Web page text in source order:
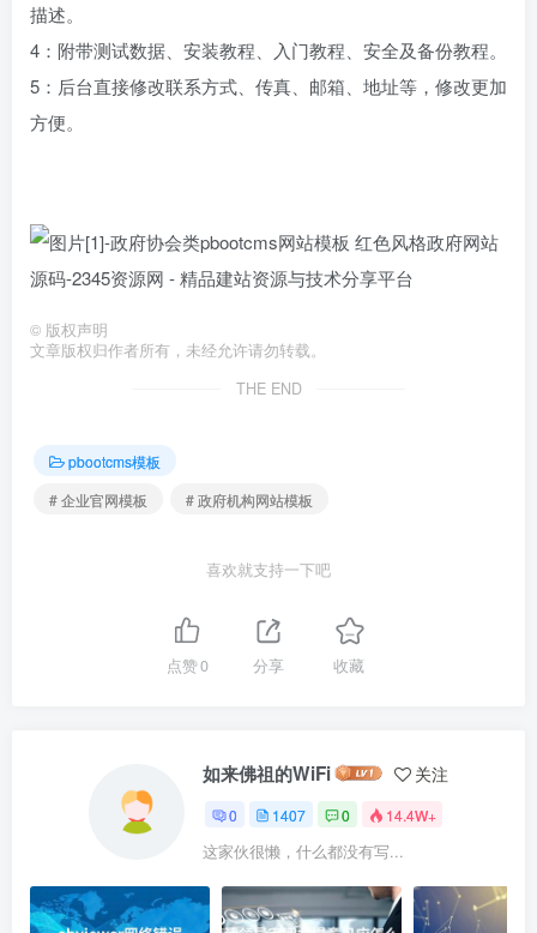
描述。
4：附带测试数据、安装教程、入门教程、安全及备份教程。
5：后台直接修改联系方式、传真、邮箱、地址等，修改更加
方便。
© 版权声明
文章版权归作者所有，未经允许请勿转载。
THE END
pbootcms模板
# 企业官网模板
# 政府机构网站模板
喜欢就支持一下吧
点赞0 分享 收藏
如来佛祖的WiFi 关注
0 1407 0 14.4W+
这家伙很懒，什么都没有写...